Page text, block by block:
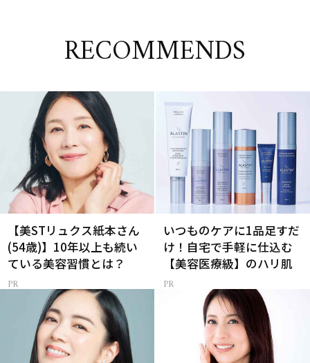
RECOMMENDS
【美STリュクス紙本さん
(54歳)】10年以上も続い
ている美容習慣とは？
いつものケアに1品足すだ
け！自宅で手軽に仕込む
【美容医療級】のハリ肌